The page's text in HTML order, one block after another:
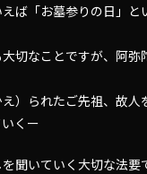
ば「お墓参りの日」と
切なことですが、阿弥
）られたご先祖、故人
くー
聞いていく大切な法要